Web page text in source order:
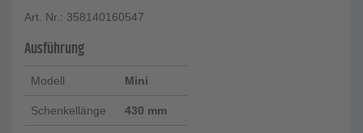
Art. Nr.: 358140160547
Ausführung
Modell Mini
Schenkellänge 430 mm